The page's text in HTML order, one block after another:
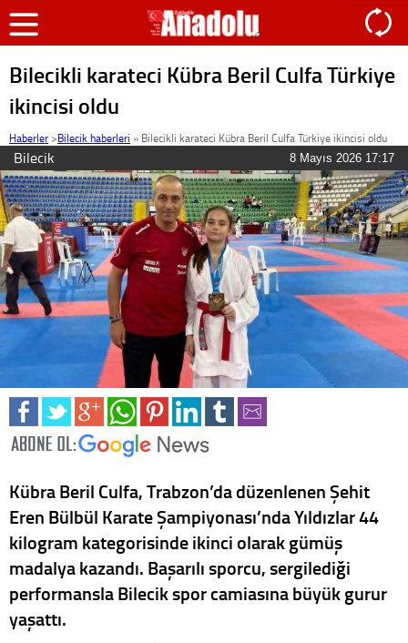
Bilecikli karateci Kübra Beril Culfa Türkiye
ikincisi oldu
Haberler >Bilecik haberleri » Bilecikli karateci Kübra Beril Culfa Türkiye ikincisi oldu
Bilecik 8 Mayıs 2026 17:17
Kübra Beril Culfa, Trabzon’da düzenlenen Şehit
Eren Bülbül Karate Şampiyonası’nda Yıldızlar 44
kilogram kategorisinde ikinci olarak gümüş
madalya kazandı. Başarılı sporcu, sergilediği
performansla Bilecik spor camiasına büyük gurur
yaşattı.